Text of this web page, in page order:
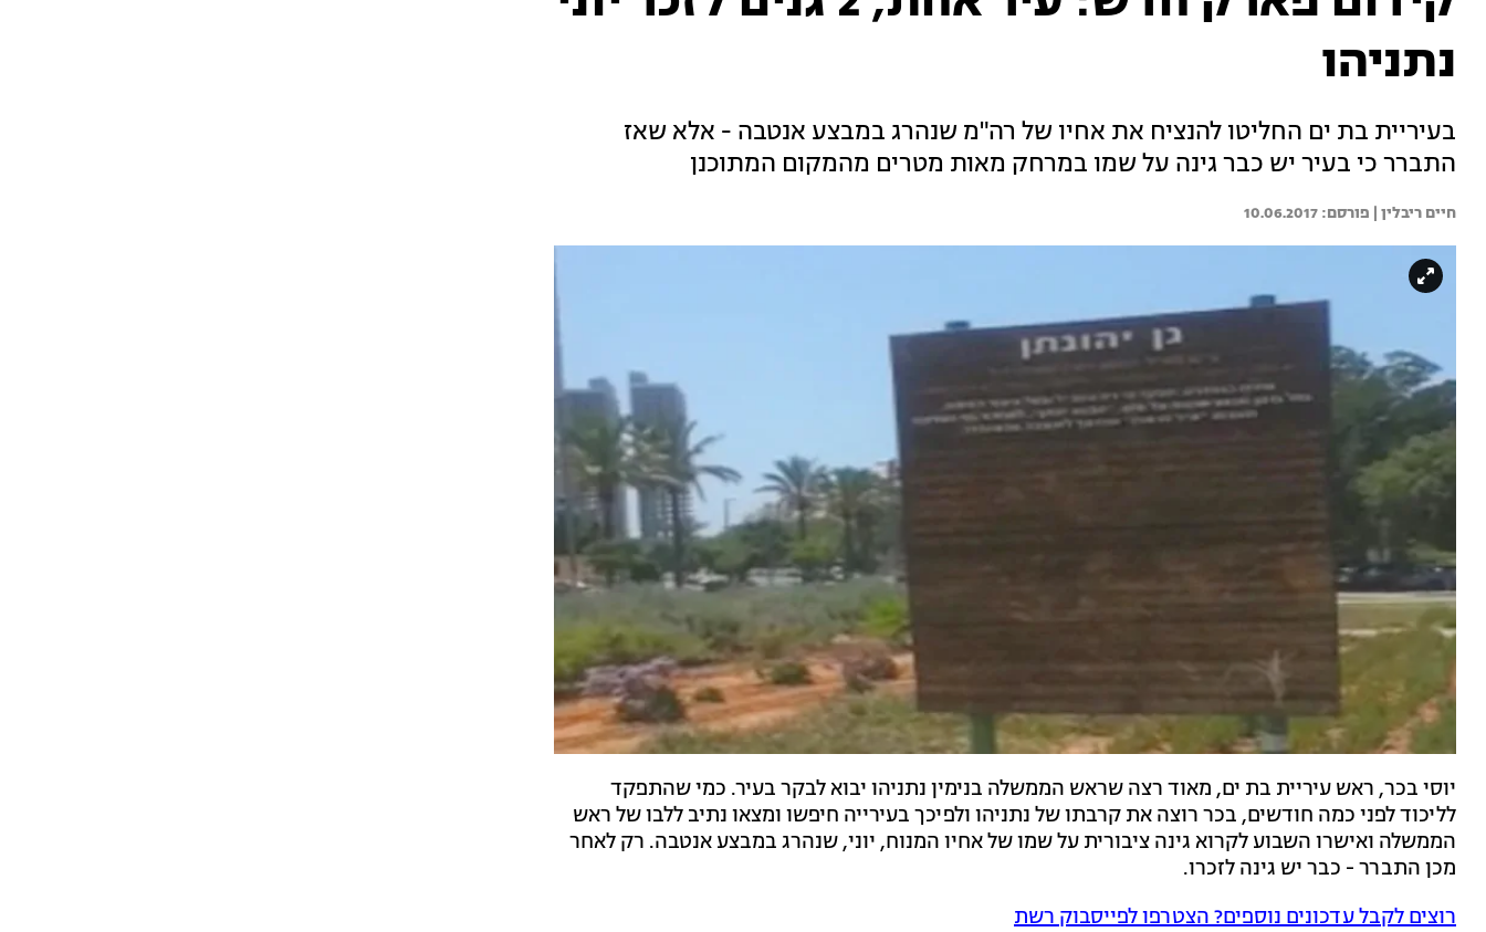
נתניהו
בעיריית בת ים החליטו להנציח את אחיו של רה"מ שנהרג במבצע אנטבה - אלא שאז
התברר כי בעיר יש כבר גינה על שמו במרחק מאות מטרים מהמקום המתוכנן
חיים ריבלין | 10.06.2017
יוסי בכר, ראש עיריית בת ים, מאוד רצה שראש הממשלה בנימין נתניהו יבוא לבקר בעיר. כמי שהתפקד
לליכוד לפני כמה חודשים, בכר רוצה את קרבתו של נתניהו ולפיכך בעירייה חיפשו ומצאו נתיב ללבו של ראש
הממשלה ואישרו השבוע לקרוא גינה ציבורית על שמו של אחיו המנוח, יוני, שנהרג במבצע אנטבה. רק לאחר
מכן התברר - כבר יש גינה לזכרו.
רוצים לקבל עדכונים נוספים? הצטרפו לפייסבוק רשת